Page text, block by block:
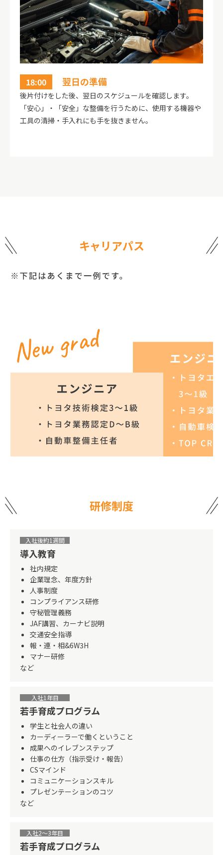
18:00 翌日の準備
後片付けをした後、翌日のスケジュールを確認します。
「安心」・「安全」な整備を行うために、使用する機器や
工具の清掃・手入れにも手を抜きません。
キャリアパス
研修制度
入社後約1週間
導入教育
社内規定
企業理念、年度方針
人事制度
コンプライアンス研修
守秘管理義務
JAF講習、カーナビ説明
交通安全指導
報・連・相&6W3H
マナー研修
など
入社1年目
若手育成プログラム
学生と社会人の違い
カーディーラーで働くということ
成果へのイレブンステップ
仕事の仕方（指示受け・報告）
CSマインド
コミュニケーションスキル
プレゼンテーションのコツ
など
入社2〜3年目
若手育成プログラム